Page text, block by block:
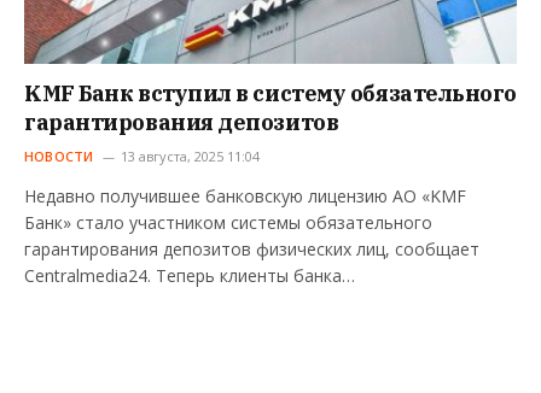
KMF Банк вступил в систему обязательного
гарантирования депозитов
НОВОСТИ 13 августа, 2025 11:04
Недавно получившее банковскую лицензию АО «KMF
Банк» стало участником системы обязательного
гарантирования депозитов физических лиц, сообщает
Centralmedia24. Теперь клиенты банка…